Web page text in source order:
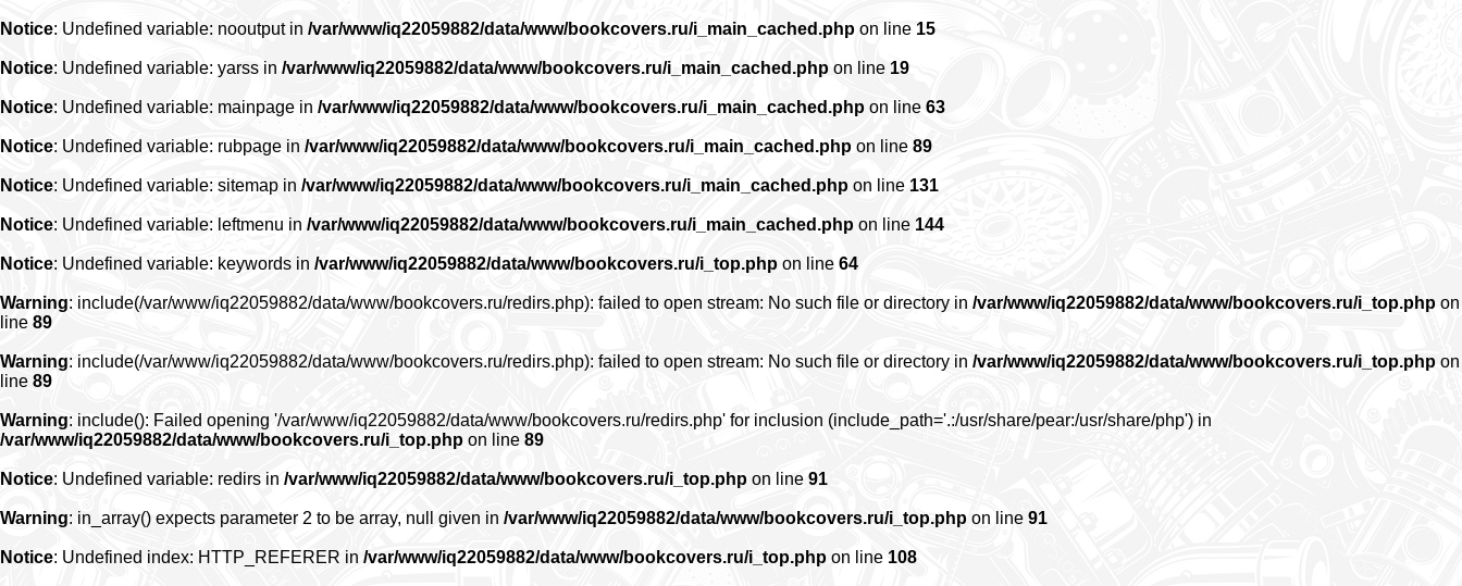
Notice: Undefined variable: nooutput in /var/www/iq22059882/data/www/bookcovers.ru/i_main_cached.php on line 15
Notice: Undefined variable: yarss in /var/www/iq22059882/data/www/bookcovers.ru/i_main_cached.php on line 19
Notice: Undefined variable: mainpage in /var/www/iq22059882/data/www/bookcovers.ru/i_main_cached.php on line 63
Notice: Undefined variable: rubpage in /var/www/iq22059882/data/www/bookcovers.ru/i_main_cached.php on line 89
Notice: Undefined variable: sitemap in /var/www/iq22059882/data/www/bookcovers.ru/i_main_cached.php on line 131
Notice: Undefined variable: leftmenu in /var/www/iq22059882/data/www/bookcovers.ru/i_main_cached.php on line 144
Notice: Undefined variable: keywords in /var/www/iq22059882/data/www/bookcovers.ru/i_top.php on line 64
Warning: include(/var/www/iq22059882/data/www/bookcovers.ru/redirs.php): failed to open stream: No such file or directory in /var/www/iq22059882/data/www/bookcovers.ru/i_top.php on
line 89
Warning: include(/var/www/iq22059882/data/www/bookcovers.ru/redirs.php): failed to open stream: No such file or directory in /var/www/iq22059882/data/www/bookcovers.ru/i_top.php on
line 89
Warning: include(): Failed opening '/var/www/iq22059882/data/www/bookcovers.ru/redirs.php' for inclusion (include_path='.:/usr/share/pear:/usr/share/php') in
/var/www/iq22059882/data/www/bookcovers.ru/i_top.php on line 89
Notice: Undefined variable: redirs in /var/www/iq22059882/data/www/bookcovers.ru/i_top.php on line 91
Warning: in_array() expects parameter 2 to be array, null given in /var/www/iq22059882/data/www/bookcovers.ru/i_top.php on line 91
Notice: Undefined index: HTTP_REFERER in /var/www/iq22059882/data/www/bookcovers.ru/i_top.php on line 108